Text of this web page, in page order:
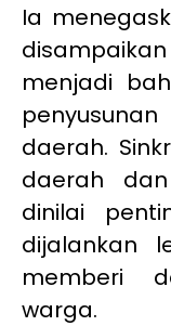
Ia
menjadi
daerah.
daerah
dinilai
dijalankan
memberi
warga.